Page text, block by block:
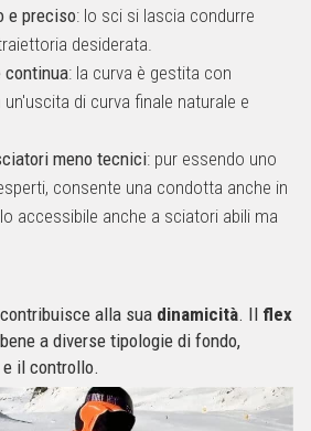
e preciso: lo sci si lascia condurre
desiderata.
continua: la curva è gestita con
di curva finale naturale e
meno tecnici: pur essendo uno
consente una condotta anche in
accessibile anche a sciatori abili ma
alla sua dinamicità. Il flex
a diverse tipologie di fondo,
il controllo.